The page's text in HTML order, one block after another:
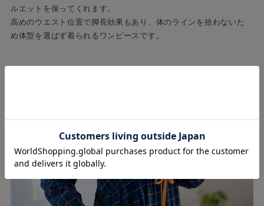
ルエットを保ってくれます。
高めのウエスト位置で脚長効果もあり、体のラインを拾わないた
め体型を選ばず着られるワンピースです。